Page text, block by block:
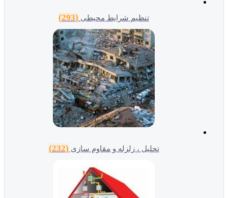
تنظیم شرایط محیطی (293)
تحلیل ، زلزله و مقاوم سازی(232)